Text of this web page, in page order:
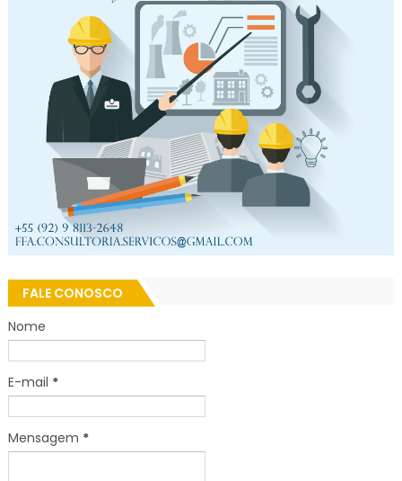
FALE CONOSCO
Nome
E-mail *
Mensagem *